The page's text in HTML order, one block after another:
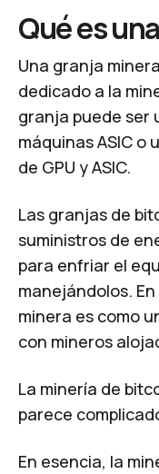
Qué es
Una granja
dedicado a la
granja puede ser
máquinas ASIC o
de GPU y ASIC.
Las granjas de
suministros de
para enfriar el
manejándolos.
minera es como
con mineros
La minería de
parece
En esencia, la